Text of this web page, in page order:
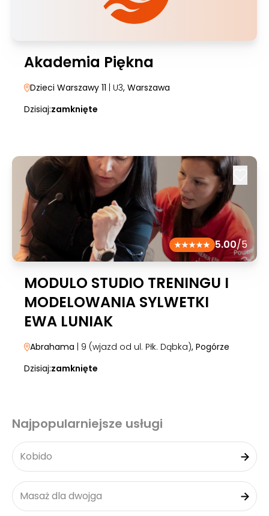
Akademia Piękna
Dzieci Warszawy 11 | U3, Warszawa
Dzisiaj:zamknięte
5.00/5
MODULO STUDIO TRENINGU I
MODELOWANIA SYLWETKI
EWA LUNIAK
Abrahama | 9 (wjazd od ul. Płk. Dąbka), Pogórze
Dzisiaj:zamknięte
Najpopularniejsze usługi
Kobido
Masaż dla dwojga